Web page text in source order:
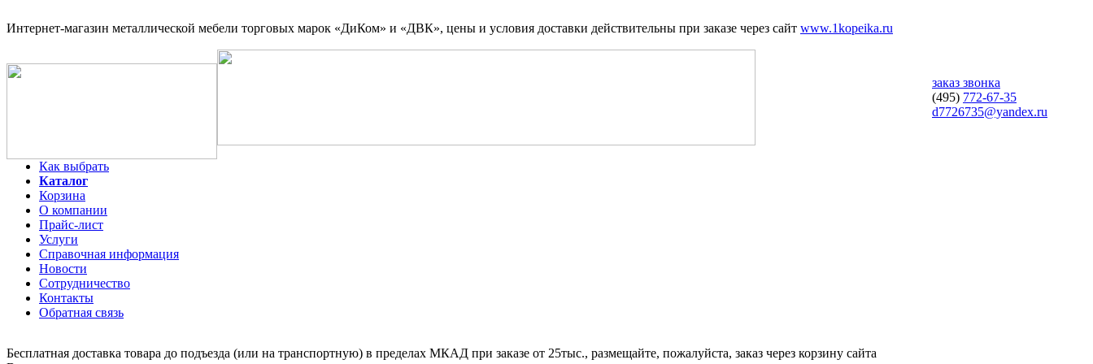
Интернет-магазин металлической мебели торговых марок «ДиКом» и «ДВК», цены и условия доставки действительны при заказе через сайт www.1kopeika.ru
заказ звонка
(495) 772-67-35
d7726735@yandex.ru
Как выбрать
Каталог
Корзина
О компании
Прайс-лист
Услуги
Справочная информация
Новости
Сотрудничество
Контакты
Обратная связь
Бесплатная доставка товара до подъезда (или на транспортную) в пределах МКАД при заказе от 25тыс., размещайте, пожалуйста, заказ через корзину сайта